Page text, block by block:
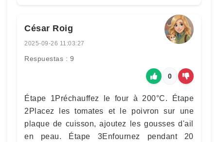
César Roig
2025-09-26 11:03:27
Respuestas : 9
0
Étape 1Préchauffez le four à 200°C. Étape
2Placez les tomates et le poivron sur une
plaque de cuisson, ajoutez les gousses d'ail
en peau. Étape 3Enfournez pendant 20